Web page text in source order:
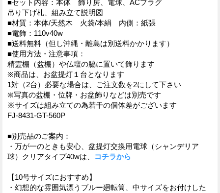
■セット内容：本体 飾り房、電球、ACプラグ
吊り下げ札、組み立て説明図
■材質：本体/天然木 火袋/本絹 内側：紙張
■電飾：110v40w
■送料無料（但し沖縄・離島は別送料かかります）
■使用方法・注意事項：
精霊棚（盆棚）や仏壇の脇に置いて飾ります
※商品は、お盆提灯１台となります
1対（2台）必要な場合は、ご注文数を2にして下さい
※写真の盆棚・位牌・お盆飾りなどは別売です
※サイズは組み立ての為若干の個体差がございます
FJ-8431-GT-560P
■別売品のご案内：
・万が一のときも安心、盆提灯交換用電球（シャンデリア
球）クリアタイプ40wは、
コチラから
【10号サイズにおすすめ】
・幻想的な雰囲気漂うブルー廻転筒、中サイズをお付けした